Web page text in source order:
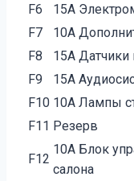
F6
15А
F7
10А
F8
15А Датчики
F9
15А
F10 10А Лампы
F11 Резерв
F12
10А Блок
салона